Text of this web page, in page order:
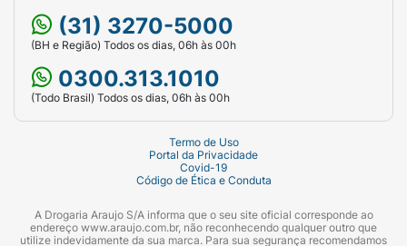
(31) 3270-5000
(BH e Região) Todos os dias, 06h às 00h
0300.313.1010
(Todo Brasil) Todos os dias, 06h às 00h
Termo de Uso
Portal da Privacidade
Covid-19
Código de Ética e Conduta
A Drogaria Araujo S/A informa que o seu site oficial corresponde ao
endereço www.araujo.com.br, não reconhecendo qualquer outro que
utilize indevidamente da sua marca. Para sua segurança recomendamos